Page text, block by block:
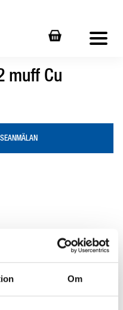
Om
muff Cu